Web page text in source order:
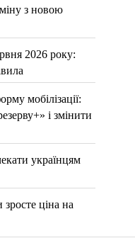
з новою
2026 року:
мобілізації:
і змінити
українцям
ціна на